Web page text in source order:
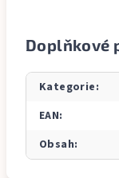
Doplňkové
Kategorie:
EAN:
Obsah: